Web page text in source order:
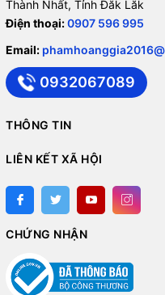
Thành Nhất, Tỉnh Đăk Lăk
Điện thoại:0907 596 995
Email:
0932067089
THÔNG TIN
LIÊN KẾT XÃ HỘI
CHỨNG NHẬN